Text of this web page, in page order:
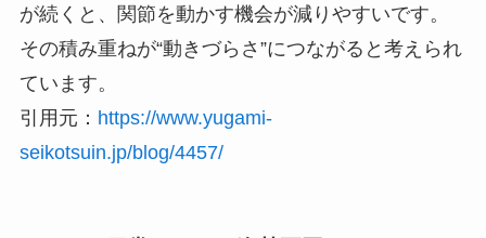
が続くと、関節を動かす機会が減りやすいです。
その積み重ねが“動きづらさ”につながると考えられ
ています。
引用元： https://www.yugami-
seikotsuin.jp/blog/4457/